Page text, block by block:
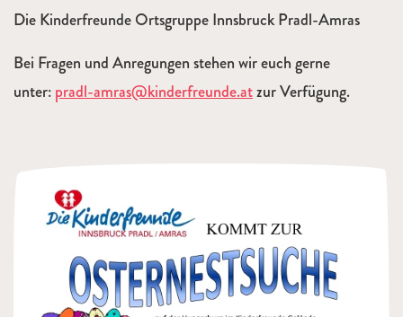
Die Kinderfreunde Ortsgruppe Innsbruck Pradl-Amras
Bei Fragen und Anregungen stehen wir euch gerne
unter:pradl-amras@kinderfreunde.atzur Verfügung.